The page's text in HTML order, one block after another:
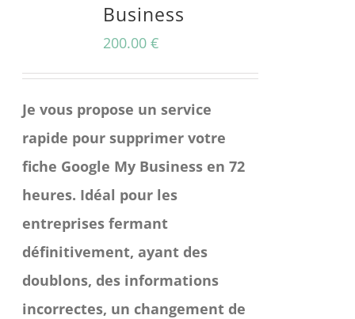
Business
200.00€
Je vous propose un service
rapide pour supprimer votre
fiche Google My Business en 72
heures. Idéal pour les
entreprises fermant
définitivement, ayant des
doublons, des informations
incorrectes, un changement de